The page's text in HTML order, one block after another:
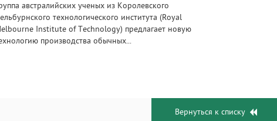
австралийских ученых из Королевского
технологического института (Royal
Institute of Technology) предлагает новую
производства обычных...
Вернуться к списку